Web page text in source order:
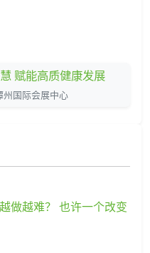
赋能高质健康发展
国际会展中心
做越难？ 也许一个改变